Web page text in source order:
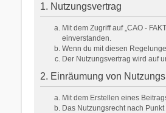
1. Nutzungsvertrag
Mit dem Zugriff auf „CAO -
einverstanden.
Wenn du mit diesen
Der Nutzungsvertrag wird auf
2. Einräumung von
Mit dem Erstellen eines
Das Nutzungsrecht nach